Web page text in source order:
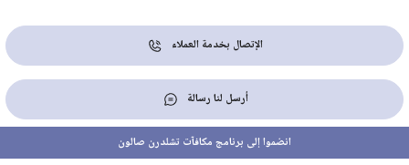
الإتصال بخدمة العملاء
أرسل لنا رسالة
انضموا إلى برنامج مكافآت تشلدرن صالون